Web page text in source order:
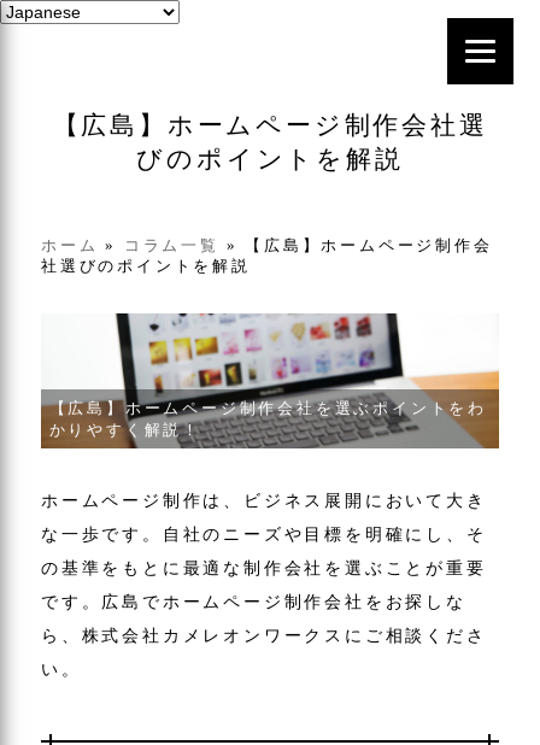
【広島】ホームページ制作会社選
びのポイントを解説
ホーム » コラム一覧 »
【広島】ホームページ制作会
社選びのポイントを解説
【広島】ホームページ制作会社を選ぶポイントをわ
かりやすく解説！
ホームページ制作は、ビジネス展開において大き
な一歩です。自社のニーズや目標を明確にし、そ
の基準をもとに最適な制作会社を選ぶことが重要
です。広島でホームページ制作会社をお探しな
ら、株式会社カメレオンワークスにご相談くださ
い。